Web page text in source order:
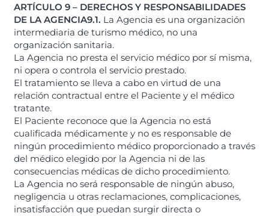
ARTÍCULO 9 – DERECHOS Y RESPONSABILIDADES
DE LA AGENCIA9.1. La Agencia es una organización
intermediaria de turismo médico, no una
organización sanitaria.
La Agencia no presta el servicio médico por sí misma,
ni opera o controla el servicio prestado.
El tratamiento se lleva a cabo en virtud de una
relación contractual entre el Paciente y el médico
tratante.
El Paciente reconoce que la Agencia no está
cualificada médicamente y no es responsable de
ningún procedimiento médico proporcionado a través
del médico elegido por la Agencia ni de las
consecuencias médicas de dicho procedimiento.
La Agencia no será responsable de ningún abuso,
negligencia u otras reclamaciones, complicaciones,
insatisfacción que puedan surgir directa o